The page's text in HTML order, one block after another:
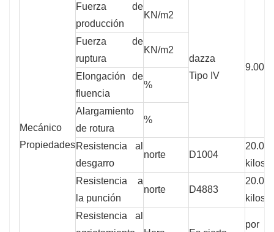
Mecánico
Propiedades
Fuerza de
producción
KN/m2
dazza
Tipo IV
9.000
Fuerza de
ruptura
KN/m2
Elongación de
fluencia
%
Alargamiento
de rotura
%
Resistencia al
desgarro
norte D1004
kilos
Resistencia a
la punción
norte D4883
kilos
Resistencia al
por